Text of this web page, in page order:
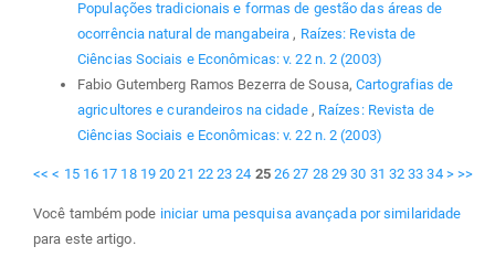
Populações tradicionais e formas de gestão das áreas de
ocorrência natural de mangabeira, Raízes: Revista de
Ciências Sociais e Econômicas: v. 22 n. 2 (2003)
Fabio Gutemberg Ramos Bezerra de Sousa,Cartografias de
agricultores e curandeiros na cidade , Raízes: Revista de
Ciências Sociais e Econômicas: v. 22 n. 2 (2003)
<< < 15 16 17 18 19 20 21 22 23 24 25 26 27 28 29 30 31 32 33 34 > >>
Você também pode iniciar uma pesquisa avançada por similaridade
para este artigo.